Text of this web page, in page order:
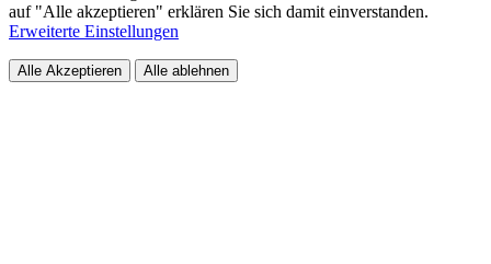
auf "Alle akzeptieren" erklären Sie sich damit einverstanden.
Erweiterte Einstellungen
Alle Akzeptieren Alle ablehnen